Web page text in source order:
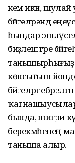
кем икән,
бәйгеләрендә
һындар
биҙәлештәре
танышырһығыҙ.
көнсығыш
бәйгеләргә
бында, шиғри
берекмәһенең
таныша алыр.